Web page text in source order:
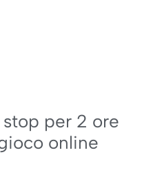
per 2 ore
online